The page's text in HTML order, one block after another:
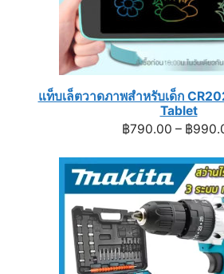
แท็บเล็ตวาดภาพสำหรับเด็ก
Tablet
฿790.00 – ฿